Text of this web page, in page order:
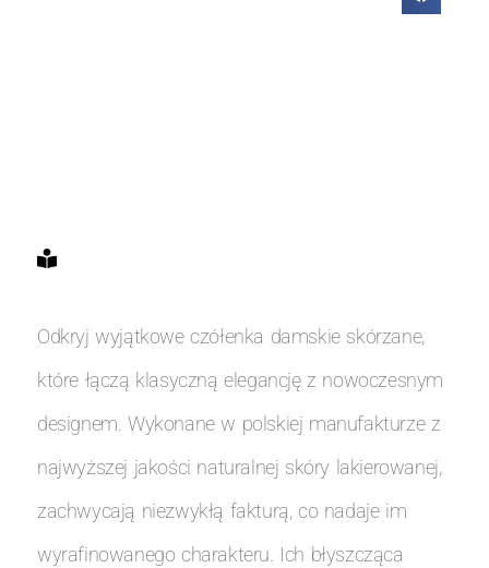
Odkryj wyjątkowe czółenka damskie skórzane,
które łączą klasyczną elegancję z nowoczesnym
designem. Wykonane w polskiej manufakturze z
najwyższej jakości naturalnej skóry lakierowanej,
zachwycają niezwykłą fakturą, co nadaje im
wyrafinowanego charakteru. Ich błyszcząca